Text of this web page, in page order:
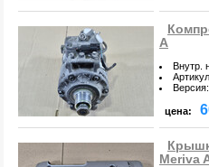
A
Внутр.
Артикул
Версия:
цена:
Meriva